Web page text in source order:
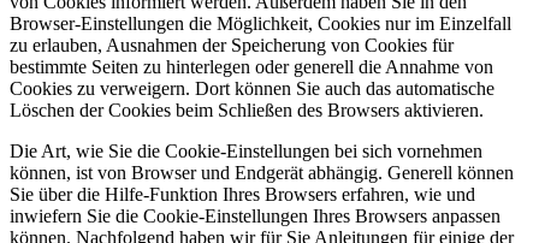
Browser-Einstellungen die Möglichkeit, Cookies nur im Einzelfall
zu erlauben, Ausnahmen der Speicherung von Cookies für
bestimmte Seiten zu hinterlegen oder generell die Annahme von
Cookies zu verweigern. Dort können Sie auch das automatische
Löschen der Cookies beim Schließen des Browsers aktivieren.
Die Art, wie Sie die Cookie-Einstellungen bei sich vornehmen
können, ist von Browser und Endgerät abhängig. Generell können
Sie über die Hilfe-Funktion Ihres Browsers erfahren, wie und
inwiefern Sie die Cookie-Einstellungen Ihres Browsers anpassen
können. Nachfolgend haben wir für Sie Anleitungen für einige der